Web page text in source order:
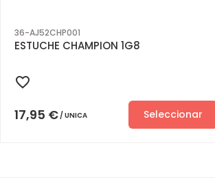
36-AJ52CHP001
ESTUCHE CHAMPION 1G8
17,95 € UNICA Seleccionar